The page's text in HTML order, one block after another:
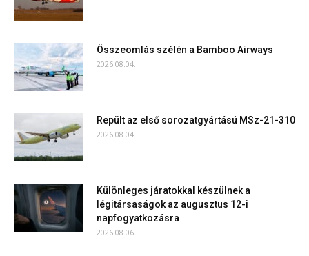
Összeomlás szélén a Bamboo Airways
2026.08.04.
Repült az első sorozatgyártású MSz-21-310
2026.08.04.
Különleges járatokkal készülnek a
légitársaságok az augusztus 12-i
napfogyatkozásra
2026.08.06.